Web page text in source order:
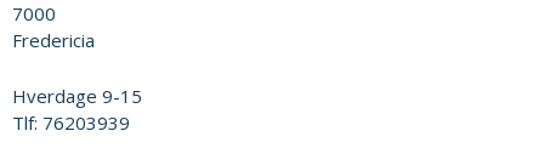
7000
Fredericia
Hverdage 9-15
Tlf: 76203939